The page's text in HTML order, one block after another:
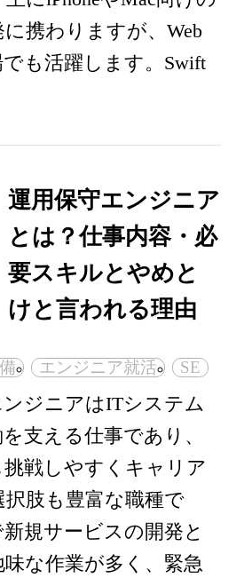
携わりますが、Web
も活躍します。Swift
運用保守エンジニア
とは？仕事内容・必
要スキルとやめと
けと言われる理由
エンジニア就活 SE
ジニアはITシステム
支える仕事であり、
戦しやすくキャリア
肢も豊富な職種で
規サービスの開発と
な作業が多く、緊急